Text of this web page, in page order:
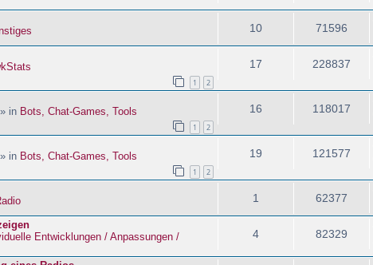
10 71596
1 2
17 228837
in Bots, Chat-Games, Tools
1 2
16 118017
in Bots, Chat-Games, Tools
1 2
19 121577
1 62377
Entwicklungen / Anpassungen /
4 82329